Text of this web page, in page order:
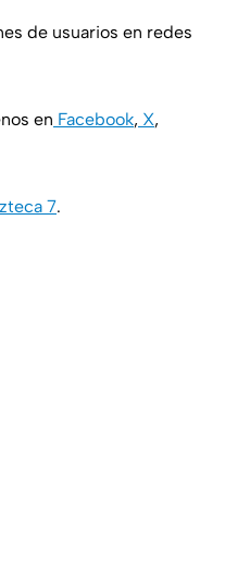
de usuarios en redes
en Facebook, X,
7.